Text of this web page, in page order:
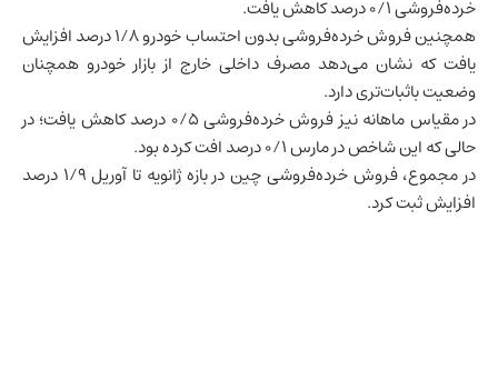
خرده‌فروشی ۰/۱ درصد کاهش یافت.
همچنین فروش خرده‌فروشی بدون احتساب خودرو ۱/۸ درصد افزایش
یافت که نشان می‌دهد مصرف داخلی خارج از بازار خودرو همچنان
وضعیت باثبات‌تری دارد.
در مقیاس ماهانه نیز فروش خرده‌فروشی ۰/۵ درصد کاهش یافت؛ در
حالی که این شاخص در مارس ۰/۱ درصد افت کرده بود.
در مجموع، فروش خرده‌فروشی چین در بازه ژانویه تا آوریل ۱/۹ درصد
افزایش ثبت کرد.